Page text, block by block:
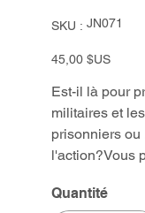
SKU :
SKU
JN071
JN071
Prix
45,00 $US
Est-il là pour
militaires et
prisonniers ou
l'action?Vous
Quantité